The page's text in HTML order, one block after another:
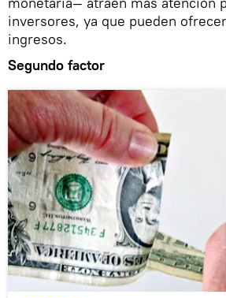
inversores, ya que pueden
ingresos.
Segundo factor